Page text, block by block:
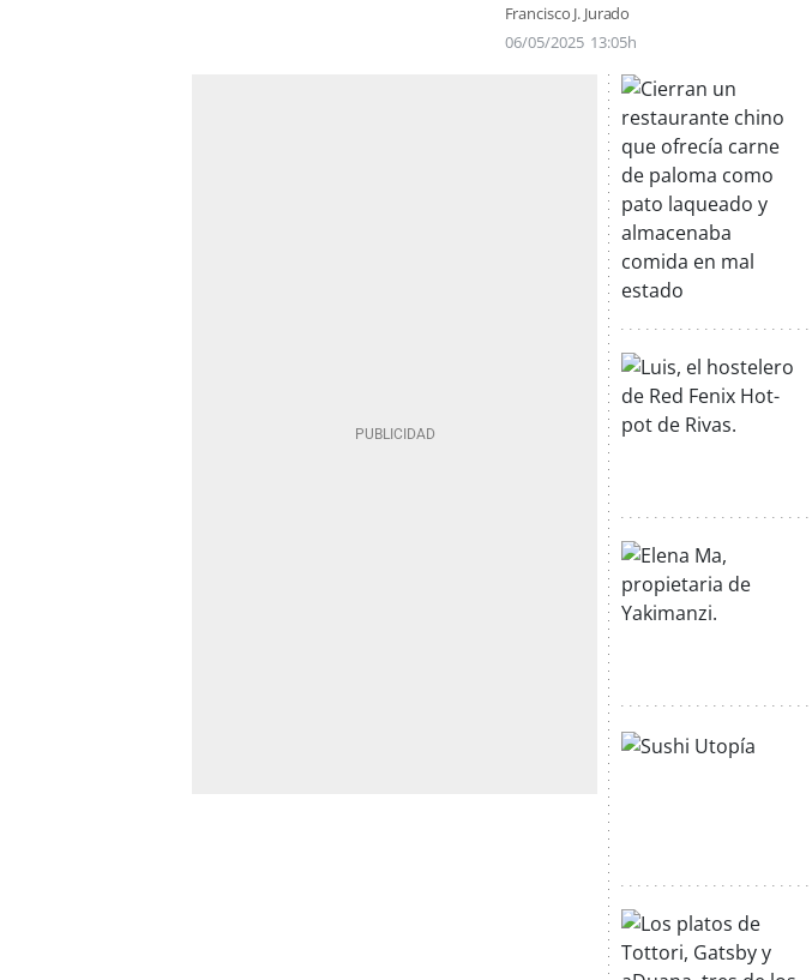
Francisco J. Jurado
06/05/2025 13:05h